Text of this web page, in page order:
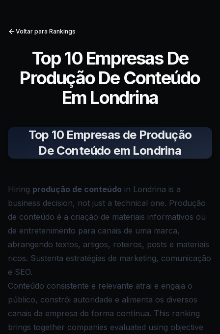
Voltar para Rankings
Top 10 Empresas De
Produção De Conteúdo
Em Londrina
Top 10 Empresas de Produção
De Conteúdo em Londrina
Hiring produção de conteúdo in Londrina is a
business decision, not just a technical one. Produção
de conteúdo é a criação de materiais informativos ou
de entretenimento para canais de uma marca,
abrangendo textos, artigos, roteiros, posts e materiais
ricos. Sustenta estratégias de marketing, comunicação
e SEO.
Conteúdo consistente e relevante atrai e engaja o
público, constrói autoridade e alimenta os diversos
canais da empresa de forma contínua. This ranking
brings together companies evaluated using objective